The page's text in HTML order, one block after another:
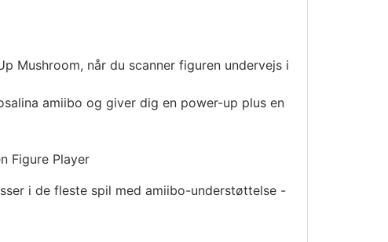
Mushroom, når du scanner figuren undervejs i
amiibo og giver dig en power-up plus en
Figure Player
i de fleste spil med amiibo-understøttelse -